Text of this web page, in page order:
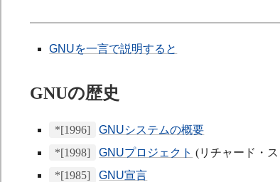
GNUを一言で説明すると
GNUの歴史
*[1996]
GNUシステムの概要
*[1998]
GNUプロジェクト (リチャード・
*[1985]
GNU宣言